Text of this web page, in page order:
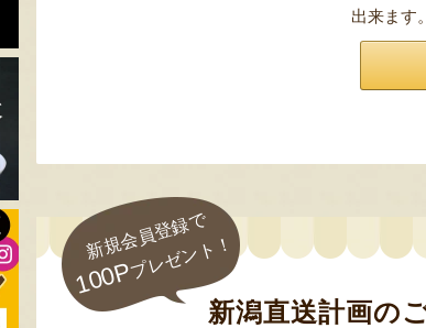
出来ます。
新規会員登録で
100Pプレゼント！
新潟直送計画の